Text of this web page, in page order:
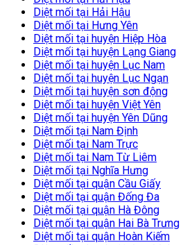
Diệt mối tại Hải Hậu
Diệt mối tại Hưng Yên
Diệt mối tại huyện Hiệp Hòa
Diệt mối tại huyện Lạng Giang
Diệt mối tại huyện Lục Nam
Diệt mối tại huyện Lục Ngạn
Diệt mối tại huyện sơn động
Diệt mối tại huyện Việt Yên
Diệt mối tại huyện Yên Dũng
Diệt mối tại Nam Định
Diệt mối tại Nam Trực
Diệt mối tại Nam Từ Liêm
Diệt mối tại Nghĩa Hưng
Diệt mối tại quận Cầu Giấy
Diệt mối tại quận Đống Đa
Diệt mối tại quận Hà Đông
Diệt mối tại quận Hai Bà Trưng
Diệt mối tại quận Hoàn Kiếm